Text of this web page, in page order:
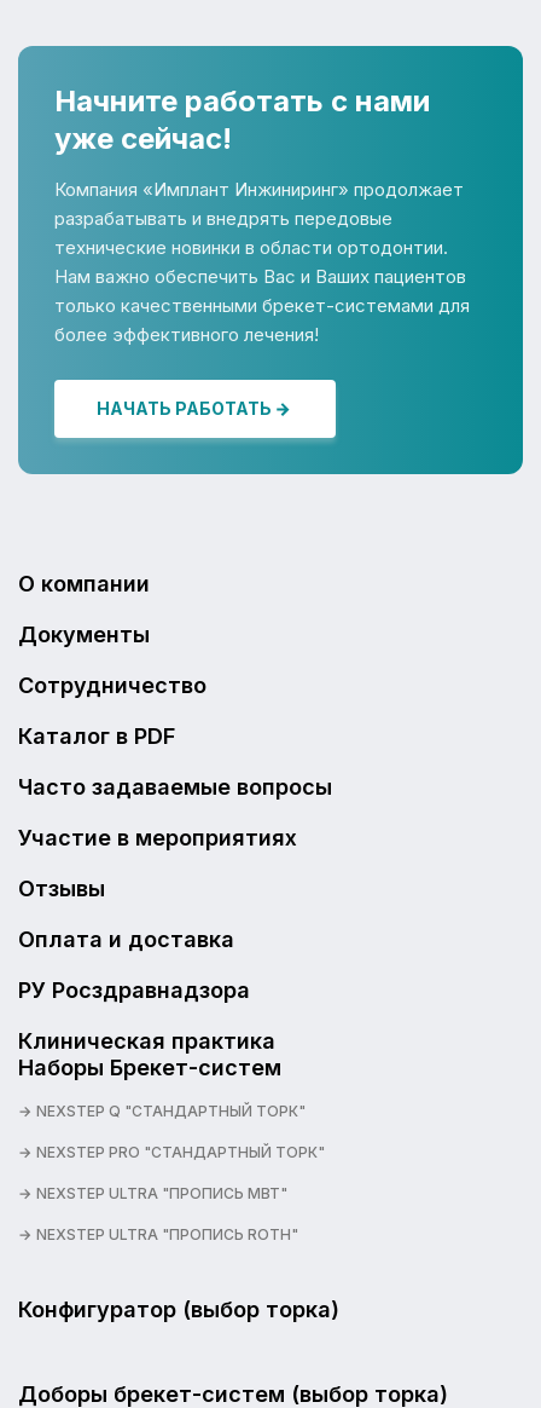
Начните работать с нами
уже сейчас!
Компания «Имплант Инжиниринг» продолжает
разрабатывать и внедрять передовые
технические новинки в области ортодонтии.
Нам важно обеспечить Вас и Ваших пациентов
только качественными брекет-системами для
более эффективного лечения!
НАЧАТЬ РАБОТАТЬ
О компании
Документы
Сотрудничество
Каталог в PDF
Часто задаваемые вопросы
Участие в мероприятиях
Отзывы
Оплата и доставка
РУ Росздравнадзора
Клиническая практика
Наборы Брекет-систем
NEXSTEP Q "СТАНДАРТНЫЙ ТОРК"
NEXSTEP PRO "СТАНДАРТНЫЙ ТОРК"
NEXSTEP ULTRA "ПРОПИСЬ MBT"
NEXSTEP ULTRA "ПРОПИСЬ ROTH"
Конфигуратор (выбор торка)
Доборы брекет-систем (выбор торка)